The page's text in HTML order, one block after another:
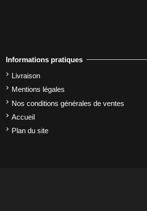
Informations pratiques
Livraison
Mentions légales
Nos conditions générales de ventes
Accueil
Plan du site